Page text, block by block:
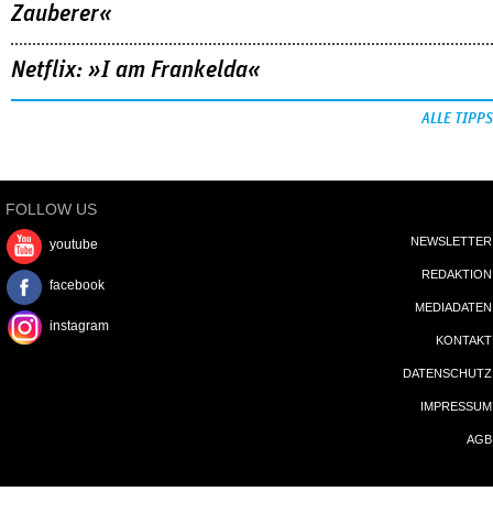
Zauberer«
Netflix: »I am Frankelda«
ALLE TIPPS
FOLLOW US
youtube
facebook
instagram
NEWSLETTER
REDAKTION
MEDIADATEN
KONTAKT
DATENSCHUTZ
IMPRESSUM
AGB